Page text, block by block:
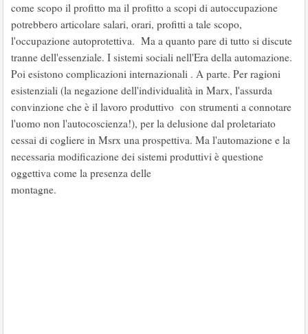
come scopo il profitto ma il profitto a scopi di autoccupazione
potrebbero articolare salari, orari, profitti a tale scopo,
l'occupazione autoprotettiva. Ma a quanto pare di tutto si discute
tranne dell'essenziale. I sistemi sociali nell'Era della automazione.
Poi esistono complicazioni internazionali . A parte. Per ragioni
esistenziali (la negazione dell'individualità in Marx, l'assurda
convinzione che è il lavoro produttivo con strumenti a connotare
l'uomo non l'autocoscienza!), per la delusione dal proletariato
cessai di cogliere in Msrx una prospettiva. Ma l'automazione e la
necessaria modificazione dei sistemi produttivi è questione
oggettiva come la presenza delle